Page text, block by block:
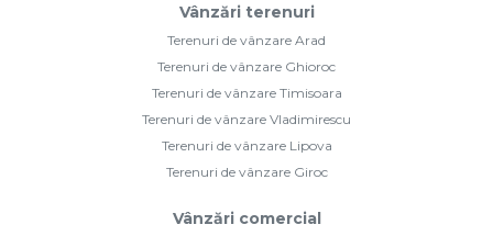
Vânzări terenuri
Terenuri de vânzare Arad
Terenuri de vânzare Ghioroc
Terenuri de vânzare Timisoara
Terenuri de vânzare Vladimirescu
Terenuri de vânzare Lipova
Terenuri de vânzare Giroc
Vânzări comercial